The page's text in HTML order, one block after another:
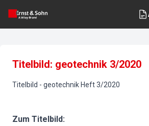
Titelbild: geotechnik 3/2020
Titelbild - geotechnik Heft3/2020
Zum Titelbild: